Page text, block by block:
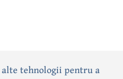
alte tehnologii pentru a